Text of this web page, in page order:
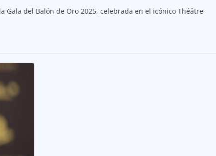
Gala del Balón de Oro 2025, celebrada en el icónico Théâtre